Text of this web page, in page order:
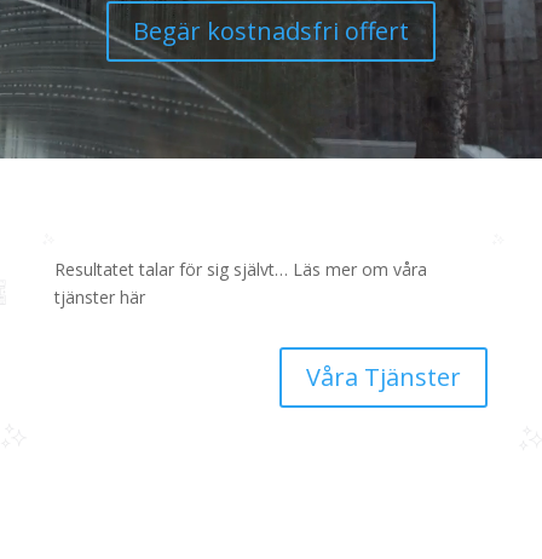
Begär kostnadsfri offert
Resultatet talar för sig självt… Läs mer om våra
tjänster här
Våra Tjänster